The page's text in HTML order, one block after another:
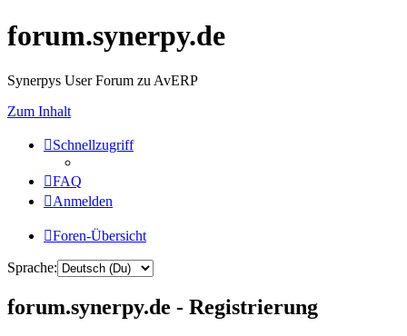
forum.synerpy.de
Synerpys User Forum zu AvERP
Zum Inhalt
Schnellzugriff
FAQ
Anmelden
Foren-Übersicht
Sprache:
forum.synerpy.de - Registrierung